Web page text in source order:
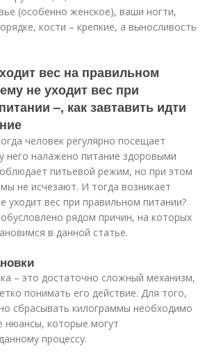
(особенно женское), ваши ногти,
кости – крепкие, а выносливость
вес на правильном
не уходит вес при
–, как завтавить идти
человек регулярно посещает
него налажено питание здоровыми
питьевой режим, но при этом
не исчезают. И тогда возникает
уходит вес при правильном питании?
рядом причин, на которых
в данной статье.
– это достаточно сложный механизм,
понимать его действие. Для того,
сбрасывать килограммы необходимо
нюансы, которые могут
процессу.